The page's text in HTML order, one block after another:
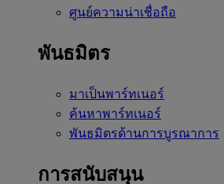
ศูนย์ความน่าเชื่อถือ
พันธมิตร
มาเป็นพาร์ทเนอร์
ค้นหาพาร์ทเนอร์
พันธมิตรด้านการบูรณาการ
การสนับสนุน